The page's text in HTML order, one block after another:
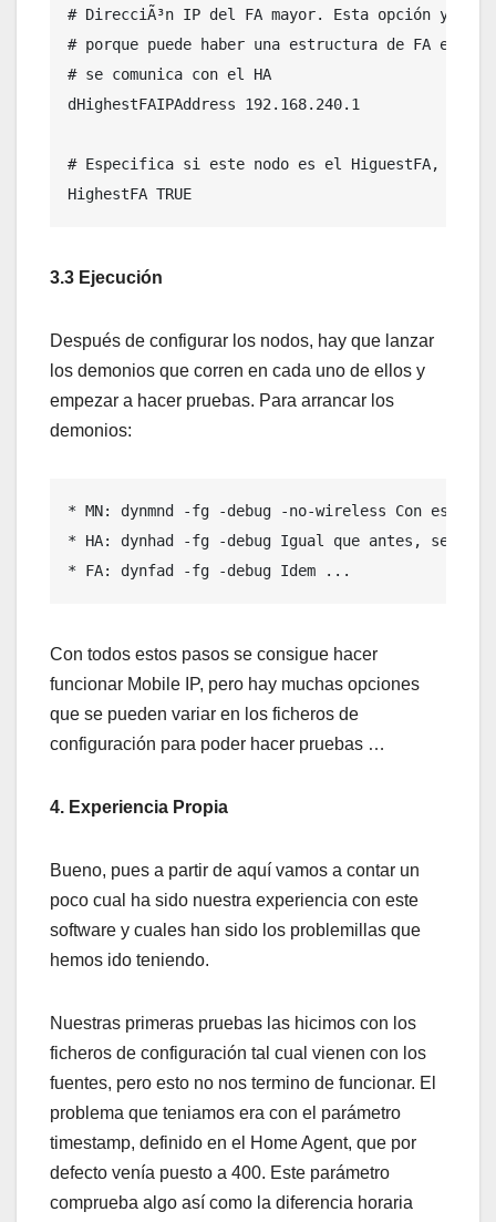
# DirecciÃ³n IP del FA mayor. Esta opción y la
# porque puede haber una estructura de FA en
# se comunica con el HA
dHighestFAIPAddress 192.168.240.1
# Especifica si este nodo es el HiguestFA, quien
HighestFA TRUE
3.3 Ejecución
Después de configurar los nodos, hay que lanzar
los demonios que corren en cada uno de ellos y
empezar a hacer pruebas. Para arrancar los
demonios:
* MN: dynmnd -fg -debug -no-wireless Con esto
* HA: dynhad -fg -debug Igual que antes, se
* FA: dynfad -fg -debug Idem ...
Con todos estos pasos se consigue hacer
funcionar Mobile IP, pero hay muchas opciones
que se pueden variar en los ficheros de
configuración para poder hacer pruebas …
4. Experiencia Propia
Bueno, pues a partir de aquí­ vamos a contar un
poco cual ha sido nuestra experiencia con este
software y cuales han sido los problemillas que
hemos ido teniendo.
Nuestras primeras pruebas las hicimos con los
ficheros de configuración tal cual vienen con los
fuentes, pero esto no nos termino de funcionar. El
problema que teniamos era con el parámetro
timestamp, definido en el Home Agent, que por
defecto venía puesto a 400. Este parámetro
comprueba algo así­ como la diferencia horaria